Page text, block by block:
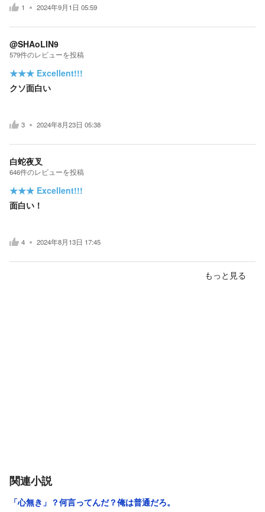
1 2024年9月1日 05:59
@SHAoLIN9
579件のレビューを投稿
★★★ Excellent!!!
クソ面白い
3 2024年8月23日 05:38
白蛇夜叉
646件のレビューを投稿
★★★ Excellent!!!
面白い！
4 2024年8月13日 17:45
もっと見る
関連小説
「心無き」？何言ってんだ？俺は普通だろ。